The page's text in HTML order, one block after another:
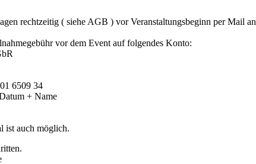
rechtzeitig ( siehe AGB ) vor Veranstaltungsbeginn per Mail an
vor dem Event auf folgendes Konto:
6509 34
+ Name
ist auch möglich.